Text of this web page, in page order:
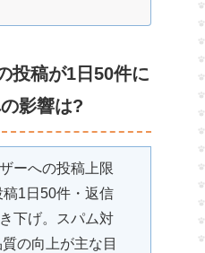
す。
投稿が1日50件に
影響は?
ーへの投稿上限
稿1日50件・返信
下げ。スパム対
の向上が主な目